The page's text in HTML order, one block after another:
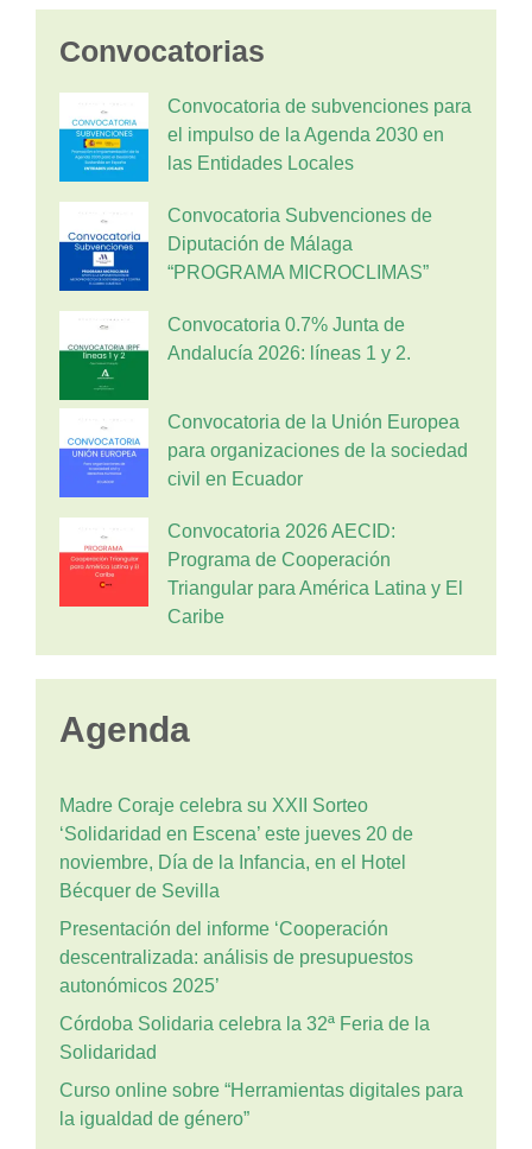
Convocatorias
Convocatoria de subvenciones para
el impulso de la Agenda 2030 en
las Entidades Locales
Convocatoria Subvenciones de
Diputación de Málaga
“PROGRAMA MICROCLIMAS”
Convocatoria 0.7% Junta de
Andalucía 2026: líneas 1 y 2.
Convocatoria de la Unión Europea
para organizaciones de la sociedad
civil en Ecuador
Convocatoria 2026 AECID:
Programa de Cooperación
Triangular para América Latina y El
Caribe
Agenda
Madre Coraje celebra su XXII Sorteo
‘Solidaridad en Escena’ este jueves 20 de
noviembre, Día de la Infancia, en el Hotel
Bécquer de Sevilla
Presentación del informe ‘Cooperación
descentralizada: análisis de presupuestos
autonómicos 2025’
Córdoba Solidaria celebra la 32ª Feria de la
Solidaridad
Curso online sobre “Herramientas digitales para
la igualdad de género”